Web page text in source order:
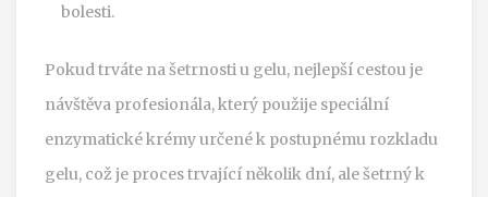
bolesti.
Pokud trváte na šetrnosti u gelu, nejlepší cestou je
návštěva profesionála, který použije speciální
enzymatické krémy určené k postupnému rozkladu
gelu, což je proces trvající několik dní, ale šetrný k